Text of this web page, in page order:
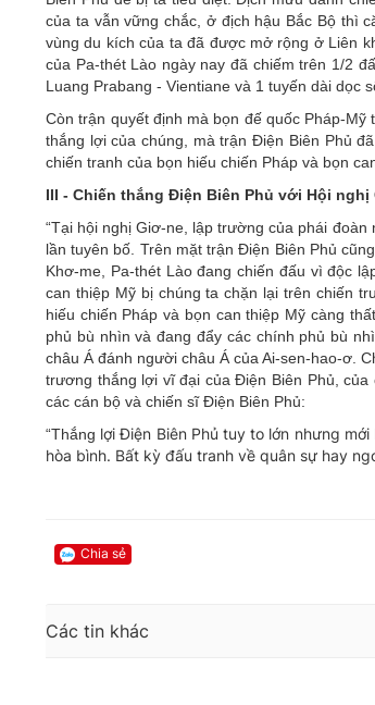
của ta vẫn vững chắc, ở địch hậu Bắc Bộ thì
vùng du kích của ta đã được mở rộng ở Liên
của Pa-thét Lào ngày nay đã chiếm trên 1/2
Luang Prabang - Vientiane và 1 tuyến dài dọc
Còn trận quyết định mà bọn đế quốc Pháp-
thắng lợi của chúng, mà trận Điện Biên Phủ
chiến tranh của bọn hiếu chiến Pháp và bọn
III - Chiến thắng Điện Biên Phủ với Hội nghị
“Tại hội nghị Giơ-ne, lập trường của phái
lần tuyên bố. Trên mặt trận Điện Biên Phủ
Khơ-me, Pa-thét Lào đang chiến đấu vì độc
can thiệp Mỹ bị chúng ta chặn lại trên chiến
hiếu chiến Pháp và bọn can thiệp Mỹ càng
phủ bù nhìn và đang đẩy các chính phủ bù
châu Á đánh người châu Á của Ai-sen-hao-ơ.
trương thắng lợi vĩ đại của Điện Biên Phủ,
các cán bộ và chiến sĩ Điện Biên Phủ:
“Thắng lợi Điện Biên Phủ tuy to lớn nhưng
hòa bình. Bất kỳ đấu tranh về quân sự hay
Chia sẻ
Các tin khác